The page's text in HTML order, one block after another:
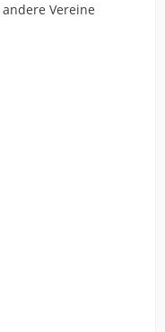
Vereine